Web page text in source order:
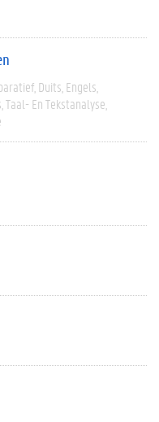
Duits Engels
Taal- En Tekstanalyse